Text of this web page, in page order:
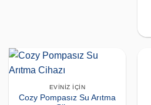
EVINIZ İÇIN
Cozy Pompasız Su Arıtma